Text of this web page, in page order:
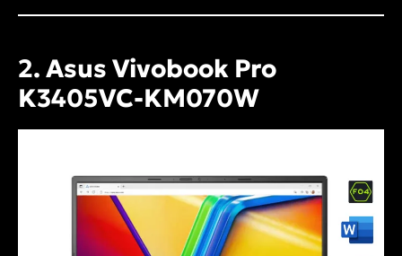
2. Asus Vivobook Pro
K3405VC-KM070W